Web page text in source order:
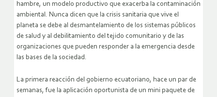
hambre, un modelo productivo que exacerba la contaminación
ambiental. Nunca dicen que la crisis sanitaria que vive el
planeta se debe al desmantelamiento de los sistemas públicos
de salud y al debilitamiento del tejido comunitario y de las
organizaciones que pueden responder a la emergencia desde
las bases de la sociedad.
La primera reacción del gobierno ecuatoriano, hace un par de
semanas, fue la aplicación oportunista de un mini paquete de